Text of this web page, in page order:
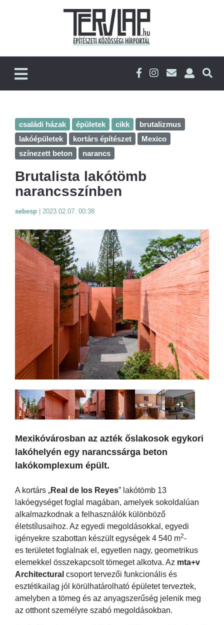
családi házak épületek cikk
brutalizmus
lakóépületek
kortárs építészet
Mexico
színezett beton
narancs
Brutalista lakótömb
narancsszínben
sebesp 2023.02.07. 00:38
+1
Mexikóvárosban az azték őslakosok egykori
lakóhelyén egy narancssárga beton
lakókomplexum épült.
A kortárs „Real de los Reyes” lakótömb 13
lakóegységet foglal magában, amelyek sokoldalúan
alkalmazkodnak a felhasználók különböző
életstílusaihoz. Az egyedi megoldásokkal, egyedi
igényekre szabottan készült egységek 4 540 m2-
es területet foglalnak el, egyetlen nagy, geometrikus
elemekkel összekapcsolt tömeget alkotva. Az mta+v
Architectural csoport tervezői funkcionális és
esztétikailag jól körülhatárolható épületet terveztek,
amelyben a tömeg és az anyagszerűség jelenik meg
az otthont személyre szabó megoldásokban.